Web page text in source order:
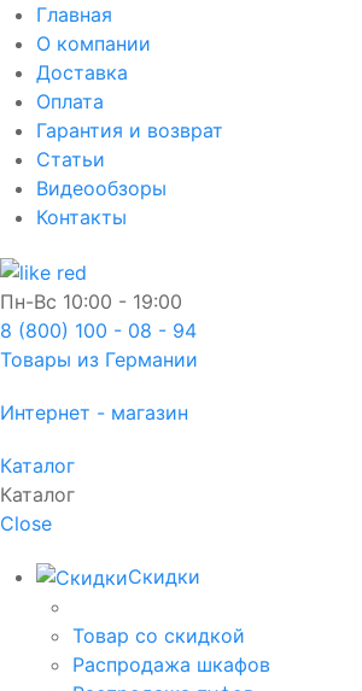
Главная
О компании
Доставка
Оплата
Гарантия и возврат
Статьи
Видеообзоры
Контакты
Пн-Вс 10:00 - 19:00
8 (800) 100 - 08 - 94
Товары из Германии
Интернет - магазин
Каталог
Каталог
Close
Скидки
Товар со скидкой
Распродажа шкафов